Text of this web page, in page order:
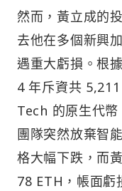
然而，黃立成的
去他在多個新興
遇重大虧損。根
4 年斥資共
Tech 的原生代
團隊突然放棄智
格大幅下跌，而
78 ETH，帳面虧